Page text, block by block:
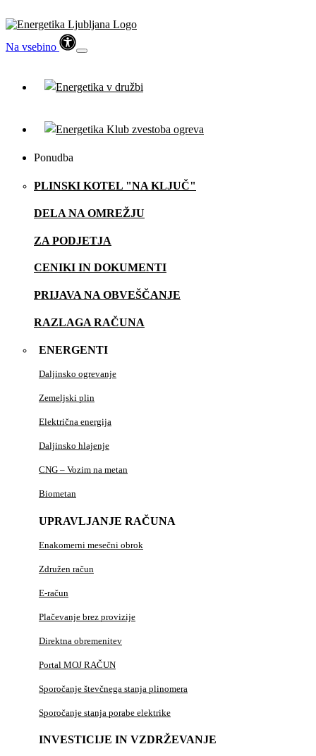
Na vsebino
Ponudba
PLINSKI KOTEL "NA KLJUČ"
DELA NA OMREŽJU
ZA PODJETJA
CENIKI IN DOKUMENTI
PRIJAVA NA OBVEŠČANJE
RAZLAGA RAČUNA
ENERGENTI
Daljinsko ogrevanje
Zemeljski plin
Električna energija
Daljinsko hlajenje
CNG – Vozim na metan
Biometan
UPRAVLJANJE RAČUNA
Enakomerni mesečni obrok
Združen račun
E-račun
Plačevanje brez provizije
Direktna obremenitev
Portal MOJ RAČUN
Sporočanje števčnega stanja plinomera
Sporočanje stanja porabe elektrike
INVESTICIJE IN VZDRŽEVANJE